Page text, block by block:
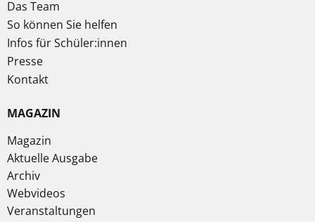
Das Team
So können Sie helfen
Infos für Schüler:innen
Presse
Kontakt
MAGAZIN
Magazin
Aktuelle Ausgabe
Archiv
Webvideos
Veranstaltungen